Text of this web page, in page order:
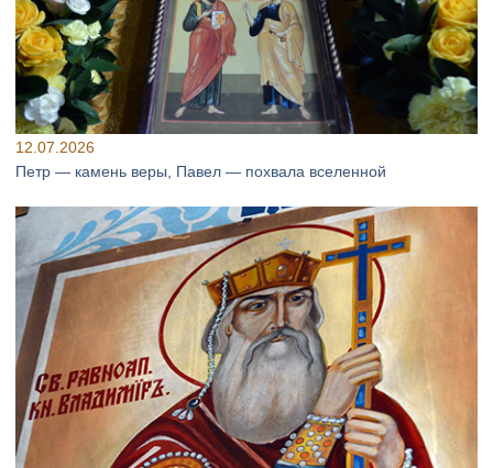
12.07.2026
Петр — камень веры, Павел — похвала вселенной